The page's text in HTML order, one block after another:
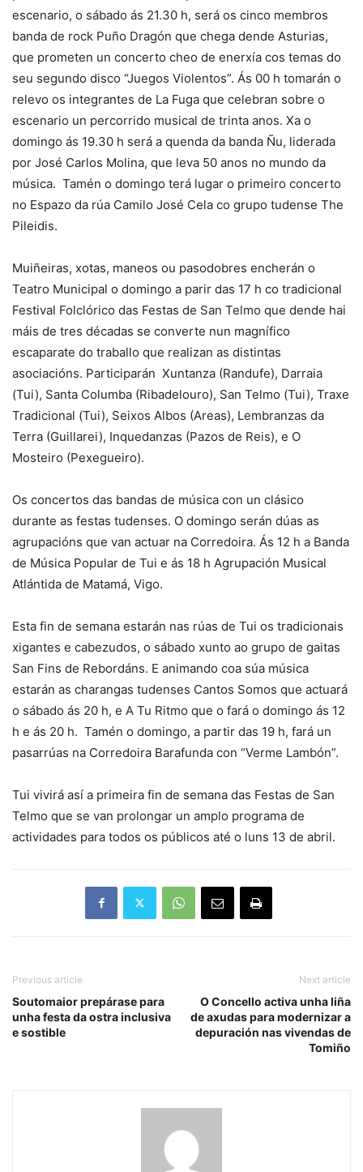
escenario, o sábado ás 21.30 h, será os cinco membros
banda de rock Puño Dragón que chega dende Asturias,
que prometen un concerto cheo de enerxía cos temas do
seu segundo disco “Juegos Violentos”. Ás 00 h tomarán o
relevo os integrantes de La Fuga que celebran sobre o
escenario un percorrido musical de trinta anos. Xa o
domingo ás 19.30 h será a quenda da banda Ñu, liderada
por José Carlos Molina, que leva 50 anos no mundo da
música. Tamén o domingo terá lugar o primeiro concerto
no Espazo da rúa Camilo José Cela co grupo tudense The
Pileidis.
Muiñeiras, xotas, maneos ou pasodobres encherán o
Teatro Municipal o domingo a parir das 17 h co tradicional
Festival Folclórico das Festas de San Telmo que dende hai
máis de tres décadas se converte nun magnífico
escaparate do traballo que realizan as distintas
asociacións. Participarán Xuntanza (Randufe), Darraia
(Tui), Santa Columba (Ribadelouro), San Telmo (Tui), Traxe
Tradicional (Tui), Seixos Albos (Areas), Lembranzas da
Terra (Guillarei), Inquedanzas (Pazos de Reis), e O
Mosteiro (Pexegueiro).
Os concertos das bandas de música con un clásico
durante as festas tudenses. O domingo serán dúas as
agrupacións que van actuar na Corredoira. Ás 12 h a Banda
de Música Popular de Tui e ás 18 h Agrupación Musical
Atlántida de Matamá, Vigo.
Esta fin de semana estarán nas rúas de Tui os tradicionais
xigantes e cabezudos, o sábado xunto ao grupo de gaitas
San Fins de Rebordáns. E animando coa súa música
estarán as charangas tudenses Cantos Somos que actuará
o sábado ás 20 h, e A Tu Ritmo que o fará o domingo ás 12
h e ás 20 h. Tamén o domingo, a partir das 19 h, fará un
pasarrúas na Corredoira Barafunda con “Verme Lambón”.
Tui vivirá así a primeira fin de semana das Festas de San
Telmo que se van prolongar un amplo programa de
actividades para todos os públicos até o luns 13 de abril.
Previous article
Soutomaior prepárase para
unha festa da ostra inclusiva
e sostible
Next article
O Concello activa unha liña
de axudas para modernizar a
depuración nas vivendas de
Tomiño